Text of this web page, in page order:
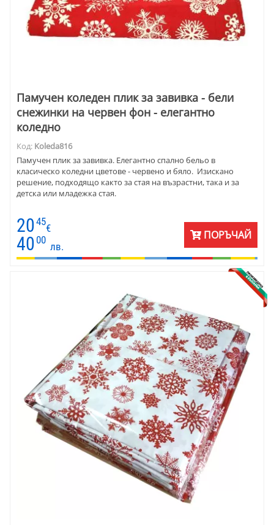
Памучен коледен плик за завивка - бели
снежинки на червен фон - елегантно
коледно
Код: Koleda816
Памучен плик за завивка. Елегантно спално бельо в
класическо коледни цветове - червено и бяло. Изискано
решение, подходящо както за стая на възрастни, така и за
детска или младежка стая.
2045
€
40 00
лв.
ПОРЪЧАЙ